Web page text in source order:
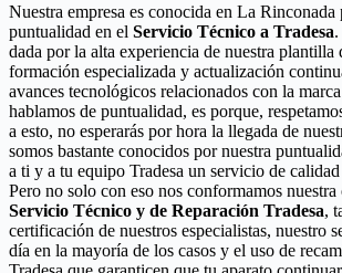
Nuestra empresa es conocida en La
puntualidad en el Servicio Técnico a Tradesa
dada por la alta experiencia de nuestra plantilla
formación especializada y actualización
avances tecnológicos relacionados con la
hablamos de puntualidad, es porque,
a esto, no esperarás por hora la llegada de
somos bastante conocidos por nuestra
a ti y a tu equipo Tradesa un servicio de
Pero no solo con eso nos conformamos nuestra
Servicio Técnico y de Reparación Tradesa,
certificación de nuestros especialistas, nuestro
día en la mayoría de los casos y el uso de